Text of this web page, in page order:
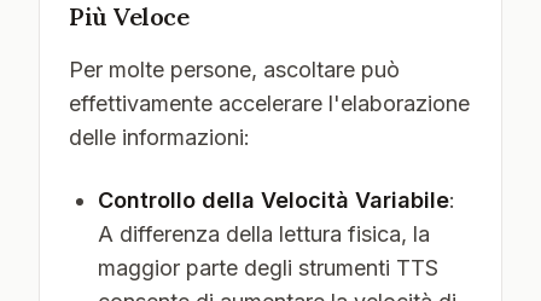
Più Veloce
Per molte persone, ascoltare può
effettivamente accelerare l'elaborazione
delle informazioni:
Controllo della Velocità Variabile:
A differenza della lettura fisica, la
maggior parte degli strumenti TTS